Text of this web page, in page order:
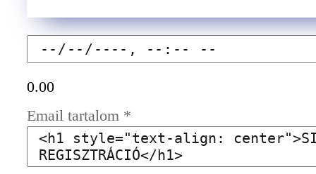
0.00
Email tartalom *